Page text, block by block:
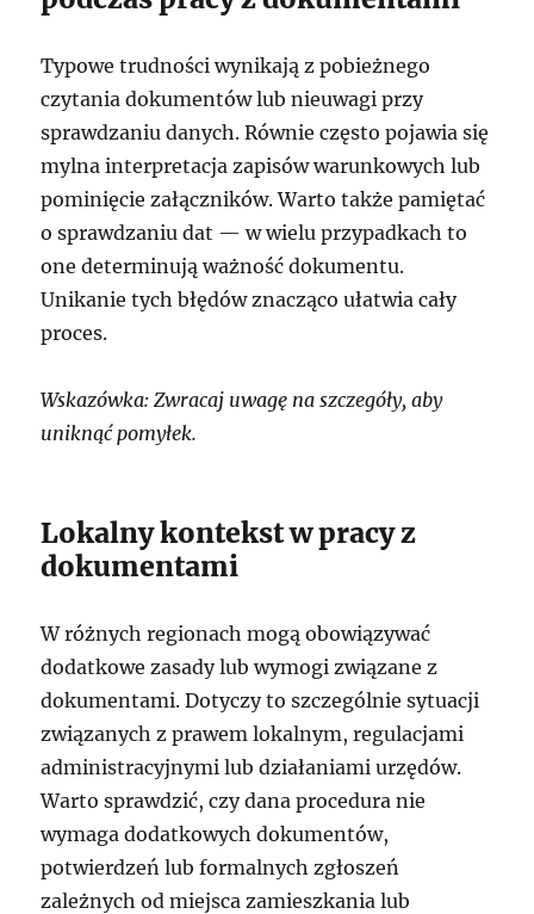
Typowe trudności wynikają z pobieżnego
czytania dokumentów lub nieuwagi przy
sprawdzaniu danych. Równie często pojawia się
mylna interpretacja zapisów warunkowych lub
pominięcie załączników. Warto także pamiętać
o sprawdzaniu dat — w wielu przypadkach to
one determinują ważność dokumentu.
Unikanie tych błędów znacząco ułatwia cały
proces.
Wskazówka: Zwracaj uwagę na szczegóły, aby
uniknąć pomyłek.
Lokalny kontekst w pracy z
dokumentami
W różnych regionach mogą obowiązywać
dodatkowe zasady lub wymogi związane z
dokumentami. Dotyczy to szczególnie sytuacji
związanych z prawem lokalnym, regulacjami
administracyjnymi lub działaniami urzędów.
Warto sprawdzić, czy dana procedura nie
wymaga dodatkowych dokumentów,
potwierdzeń lub formalnych zgłoszeń
zależnych od miejsca zamieszkania lub